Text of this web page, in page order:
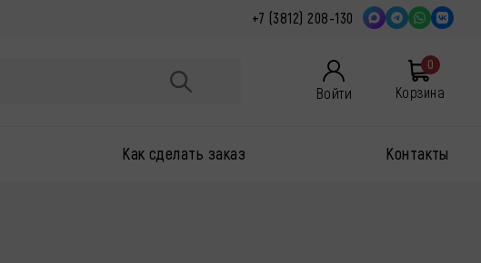
+7 (3812) 208-130
Войти
0
Корзина
Как сделать заказ Контакты